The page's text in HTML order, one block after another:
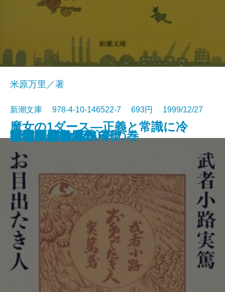
赤光
夫婦の一日
アントニオ猪木自伝
ノーザンライツ
海峡の光
凍える牙
疫病神
断崖、その冬の
一億円もらったら
魔女の1ダース―正義と常識に冷
や水を浴びせる13章―
米原万里／著
新潮文庫 978-4-10-146522-7 693円 1999/12/27
お目出たき人
行きつけの店
みだれ髪
堀部安兵衛〔上〕
堀部安兵衛〔下〕
陋巷に在り〔6〕劇の巻
あなたが欲しい
アニマル・ロジック
白洲正子自伝
黄落